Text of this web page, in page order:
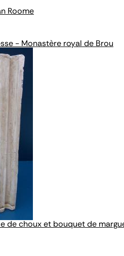
Roome
- Monastère royal de Brou
de choux et bouquet de